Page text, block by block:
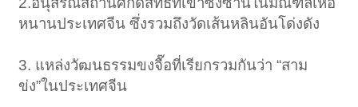
หนานประเทศจีน ซึ่งรวมถึงวัดเส้นหลินอันโด่งดัง
3. แหล่งวัฒนธรรมขงจื๊อที่เรียกรวมกันว่า “สาม
ข่ง”ในประเทศจีน